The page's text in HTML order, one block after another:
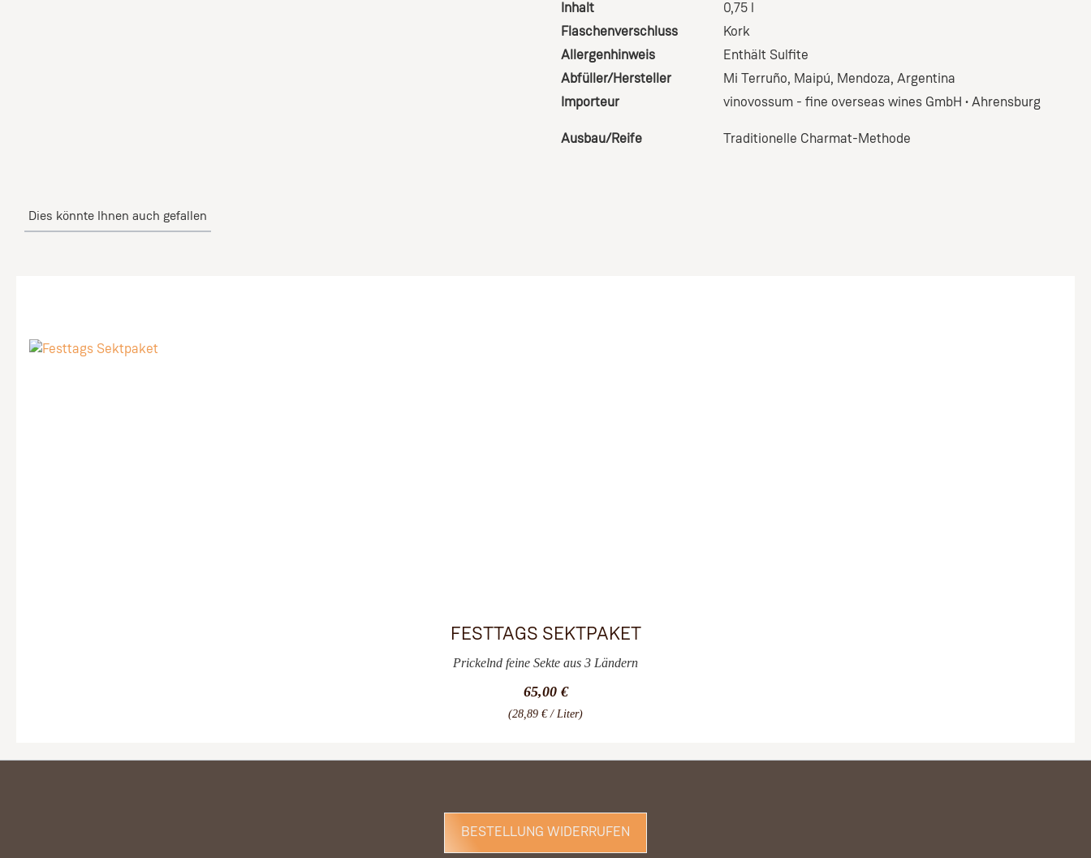
Inhalt
0,75 l
Flaschenverschluss
Kork
Allergenhinweis
Enthält Sulfite
Abfüller/Hersteller
Mi Terruño, Maipú, Mendoza, Argentina
Importeur
vinovossum - fine overseas wines GmbH • Ahrensburg
Ausbau/Reife Traditionelle Charmat-Methode
Dies könnte Ihnen auch gefallen
FESTTAGS SEKTPAKET
Prickelnd feine Sekte aus 3 Ländern
65,00 €
(28,89 € / Liter)
BESTELLUNG WIDERRUFEN